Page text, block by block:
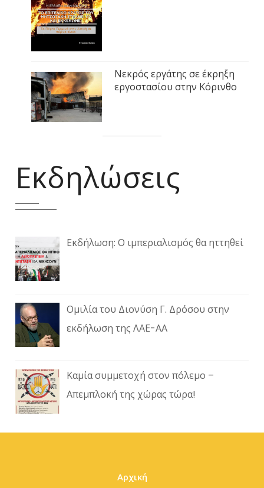
Νεκρός εργάτης σε έκρηξη
εργοστασίου στην Κόρινθο
Εκδηλώσεις
Εκδήλωση: Ο ιμπεριαλισμός θα ηττηθεί
Ομιλία του Διονύση Γ. Δρόσου στην
εκδήλωση της ΛΑΕ-ΑΑ
Καμία συμμετοχή στον πόλεμο –
Απεμπλοκή της χώρας τώρα!
Αρχική